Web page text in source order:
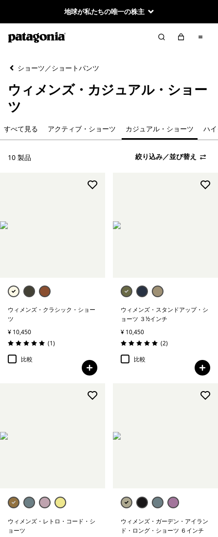
地球が私たちの唯一の株主
絞り込み／並び替え
絞り込み
カテゴリー
すべて見る
ショーツ／ショートパンツ
ウィメンズ・カジュアル・ショー
ツ
すべて見る アクティブ・ショーツ カジュアル・ショーツ ハ
10 製品 絞り込み／並び替え
ウィメンズ・クラシック・ショー
ツ
¥ 10,450
評価: 5.0 / 5
(1レビュー
)
比較
ウィメンズ・スタンドアップ・シ
ョーツ ３½インチ
¥ 10,450
評価: 5.0 / 5
(2レビュー
)
比較
ウィメンズ・レトロ・コード・シ
ョーツ
ウィメンズ・ガーデン・アイラン
ド・ロング・ショーツ ６インチ